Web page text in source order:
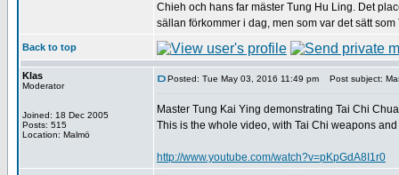
Chieh och hans far mäster Tung Hu Ling. Det
sällan förkommer i dag, men som var det sätt
Back to top
Klas
Moderator
Joined: 18 Dec 2005
Posts: 515
Location: Malmö
Posted: Tue May 03, 2016 11:49 pm Post subject:
Master Tung Kai Ying demonstrating Tai Chi
This is the whole video, with Tai Chi weapons
http://www.youtube.com/watch?v=pKpGdA8I1r0